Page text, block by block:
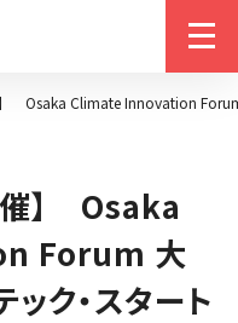
Osaka Climate Innovation
】 Osaka
Forum 大
ク・スタート